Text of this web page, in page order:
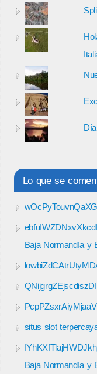
Lo que se
Baja Normandía y
QNijgrgZEjscdiszDI
situs slot
Baja Normandía y